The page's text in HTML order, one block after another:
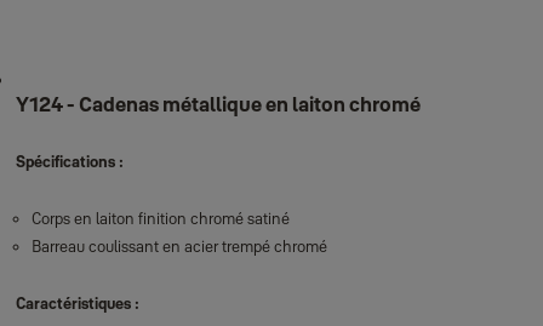
Y124 - Cadenas métallique en laiton chromé
Spécifications :
Corps en laiton finition chromé satiné
Barreau coulissant en acier trempé chromé
Caractéristiques :